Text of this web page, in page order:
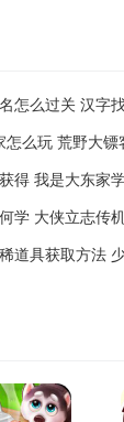
怎么玩 荒野大镖
得 我是大东家
学 大侠立志传